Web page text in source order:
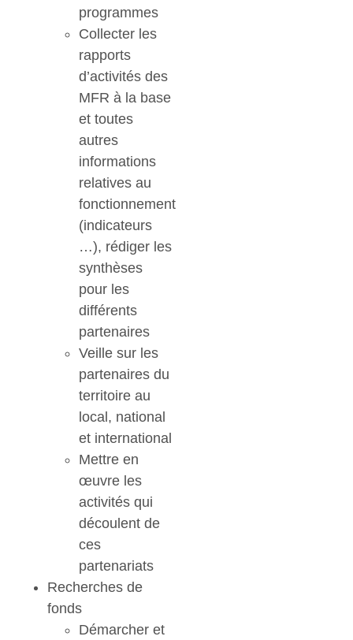
programmes
Collecter les
rapports
d’activités des
MFR à la base
et toutes
autres
informations
relatives au
fonctionnement
(indicateurs
…), rédiger les
synthèses
pour les
différents
partenaires
Veille sur les
partenaires du
territoire au
local, national
et international
Mettre en
œuvre les
activités qui
découlent de
ces
partenariats
Recherches de
fonds
Démarcher et